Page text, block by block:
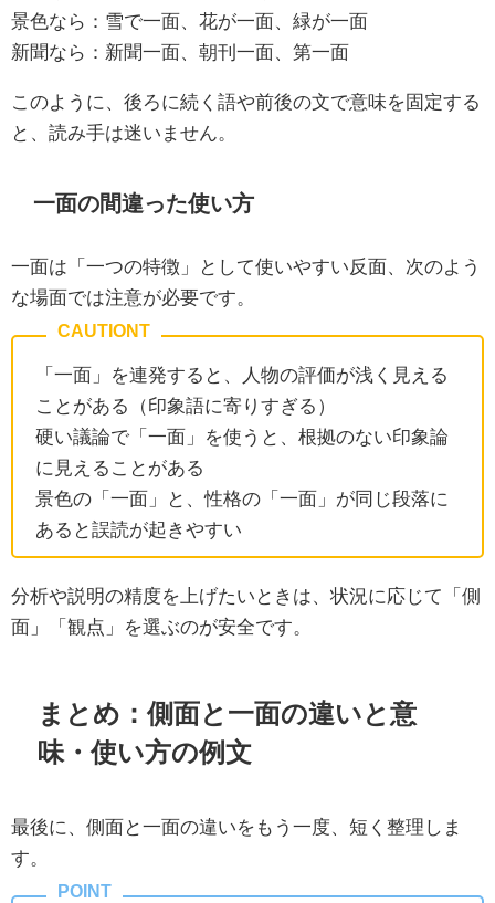
景色なら：雪で一面、花が一面、緑が一面
新聞なら：新聞一面、朝刊一面、第一面
このように、後ろに続く語や前後の文で意味を固定する
と、読み手は迷いません。
一面の間違った使い方
一面は「一つの特徴」として使いやすい反面、次のよう
な場面では注意が必要です。
「一面」を連発すると、人物の評価が浅く見える
ことがある（印象語に寄りすぎる）
硬い議論で「一面」を使うと、根拠のない印象論
に見えることがある
景色の「一面」と、性格の「一面」が同じ段落に
あると誤読が起きやすい
分析や説明の精度を上げたいときは、状況に応じて「側
面」「観点」を選ぶのが安全です。
まとめ：側面と一面の違いと意
味・使い方の例文
最後に、側面と一面の違いをもう一度、短く整理しま
す。